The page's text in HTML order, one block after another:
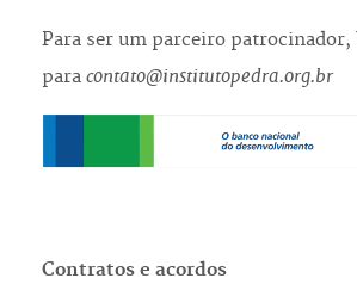
Para ser um parceiro patrocinador,
para contato@institutopedra.org.br
Contratos e acordos